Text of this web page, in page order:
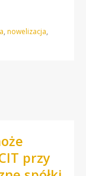
, nowelizacja,
przy